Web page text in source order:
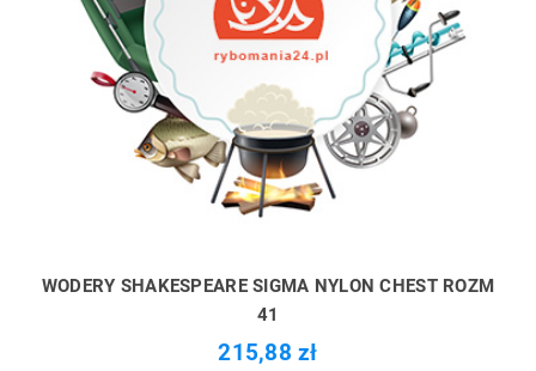
WODERY SHAKESPEARE SIGMA NYLON CHEST ROZM
41
215,88 zł